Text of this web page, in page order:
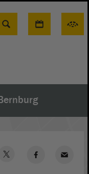
Suche